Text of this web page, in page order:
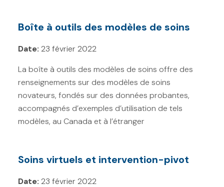
t
r
s
Pathologie (0)
Radiothérapie (0)
Soins de fin de vie (0)
Soins palliatifs (1)
Soins psychosociaux et de
soutien (0)
Caractéristiques de la
Boîte à outils des modèles de soins
Date: 23 février 2022
La boîte à outils des modèles de soins offre des
renseignements sur des modèles de soins
novateurs, fondés sur des données probantes,
accompagnés d’exemples d’utilisation de tels
modèles, au Canada et à l’étranger
Soins virtuels et intervention-pivot
Date: 23 février 2022